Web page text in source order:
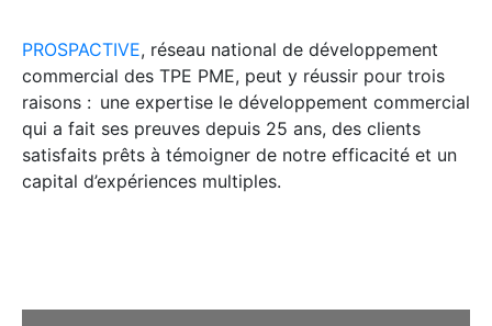
PROSPACTIVE, réseau national de développement
commercial des TPE PME, peut y réussir pour trois
raisons : une expertise le développement commercial
qui a fait ses preuves depuis 25 ans, des clients
satisfaits prêts à témoigner de notre efficacité et un
capital d’expériences multiples.